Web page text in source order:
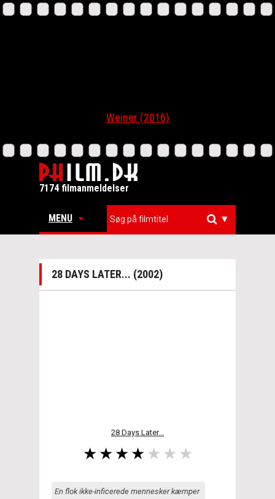
Weiner (2016)
7174 filmanmeldelser
MENU ▼
28 DAYS LATER... (2002)
28 Days Later...
En flok ikke-inficerede mennesker kæmper